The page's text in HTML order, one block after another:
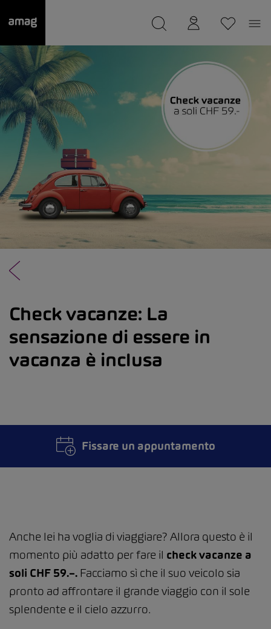
Il suo garage è stato salvato
Check vacanze: La
sensazione di essere in
vacanza è inclusa
Fissare un appuntamento
Anche lei ha voglia di viaggiare? Allora questo è il
momento più adatto per fare il check vacanze a
soli CHF 59.–. Facciamo sì che il suo veicolo sia
pronto ad affrontare il grande viaggio con il sole
splendente e il cielo azzurro.